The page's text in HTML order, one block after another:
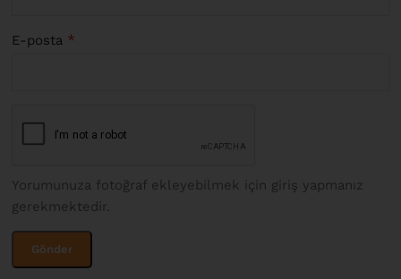
E-posta *
Yorumunuza fotoğraf ekleyebilmek için giriş yapmanız
gerekmektedir.